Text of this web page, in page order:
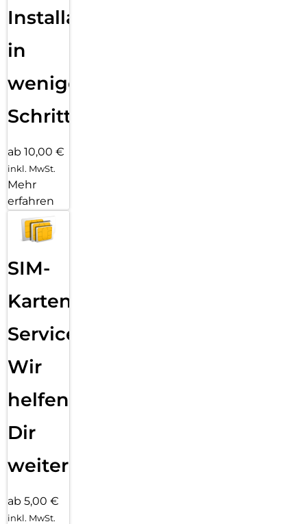
Installation
in
wenigen
Schritten
ab 10,00 €
inkl. MwSt.
Mehr
erfahren
SIM-
Karten
Service:
Wir
helfen
Dir
weiter
ab 5,00 €
inkl. MwSt.